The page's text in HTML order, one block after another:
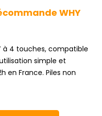
WHY
à 4 touches, compatible
simple et
en France. Piles non